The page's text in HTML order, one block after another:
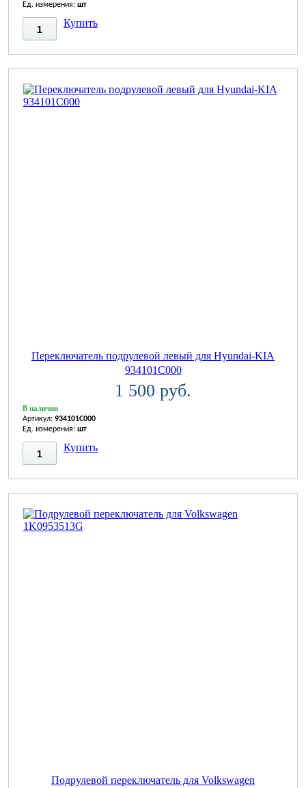
Ед. измерения: шт
Купить
Переключатель подрулевой левый для Hyundai-KIA
934101C000
1 500 руб.
В наличии
Артикул: 934101C000
Ед. измерения: шт
Купить
Подрулевой переключатель для Volkswagen